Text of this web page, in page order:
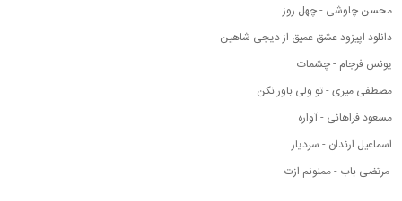
محسن چاوشی - چهل روز
دانلود اپیزود عشق عمیق از دیجی شاهین
یونس فرجام - چشمات
مصطفی میری - تو ولی باور نکن
مسعود فراهانی - آواره
اسماعیل ارندان - سردیار
مرتضی باب - ممنونم ازت